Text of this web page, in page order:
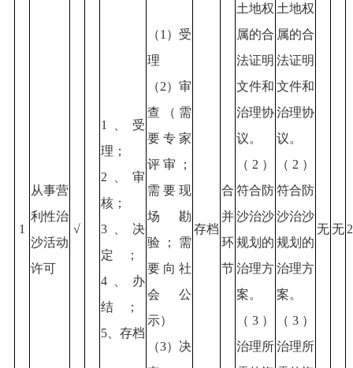
1
从事营
利性治
沙活动
许可
√
1、受
理；
2、审
核；
3、决
定；
4、办
结；
5、存档
（1）受
理
（2）审
查（需
要专家
评审；
需要现
场勘
验；需
要向社
会公
示）
（3）决
存档
合
并
环
节
土地权
属的合
法证明
文件和
治理协
议。
（2）
符合防
沙治沙
规划的
治理方
案。
（3）
治理所
土地权
属的合
法证明
文件和
治理协
议。
（2）
符合防
沙治沙
规划的
治理方
案。
（3）
治理所
无无